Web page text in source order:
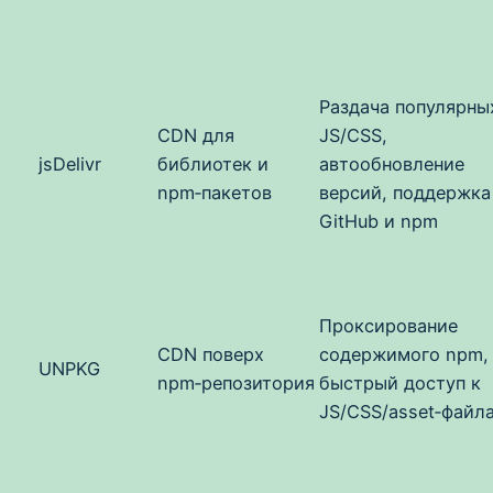
jsDelivr
CDN для
библиотек и
npm‑пакетов
Раздача
JS/CSS,
автообновление
версий, поддержка
GitHub и npm
UNPKG
CDN поверх
npm‑репозитория
Проксирование
содержимого npm,
быстрый доступ к
JS/CSS/